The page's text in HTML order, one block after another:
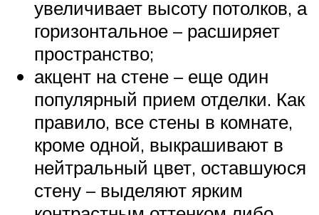
увеличивает высоту потолков, а
горизонтальное – расширяет
пространство;
акцент на стене – еще один
популярный прием отделки. Как
правило, все стены в комнате,
кроме одной, выкрашивают в
нейтральный цвет, оставшуюся
стену – выделяют ярким